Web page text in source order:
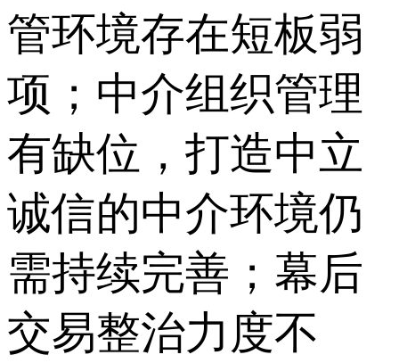
管环境存在短板弱
项；中介组织管理
有缺位，打造中立
诚信的中介环境仍
需持续完善；幕后
交易整治力度不